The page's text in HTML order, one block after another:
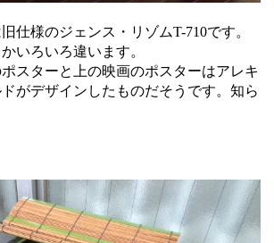
仕様のジェンス・リゾムT-710です。
いろいろ違います。
スターと上の映画のポスターはアレキ
がデザインしたものだそうです。知ら